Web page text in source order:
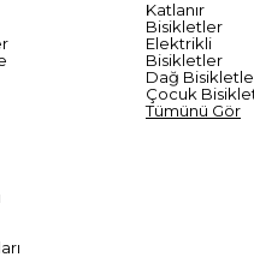
Katlanır
Bisikletler
Elektrikli
Bisikletler
Dağ
Çocuk
Tümünü Gör